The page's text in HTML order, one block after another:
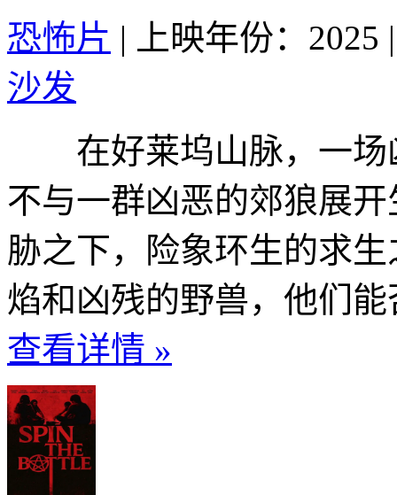
恐怖片 | 上映年份：2025 |
沙发
在好莱坞山脉，一场
不与一群凶恶的郊狼展
胁之下，险象环生的求
焰和凶残的野兽，他们
查看详情 »